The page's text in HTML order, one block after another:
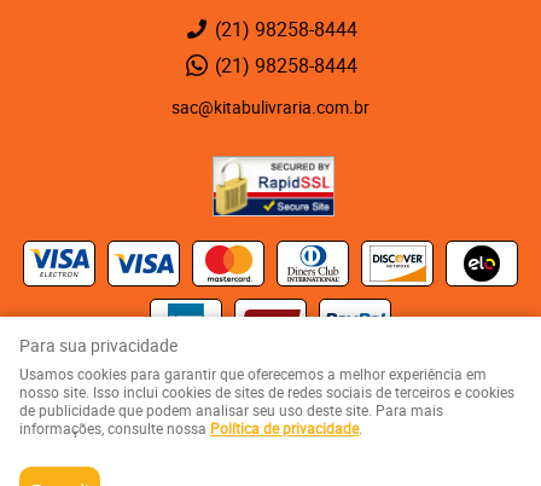
(21) 98258-8444
(21) 98258-8444
sac@kitabulivraria.com.br
Kaza 123 - Rua Visconde de Abaeté, 123-Vila Isabel, Rio de Janeiro-RJ
CEP: 20551-080
KITABU LIVRARIA NEGRA E EDITORA LTDA
Para sua privacidade
Usamos cookies para garantir que oferecemos a melhor experiência em
nosso site. Isso inclui cookies de sites de redes sociais de terceiros e cookies
de publicidade que podem analisar seu uso deste site. Para mais
informações, consulte nossa Política de privacidade.